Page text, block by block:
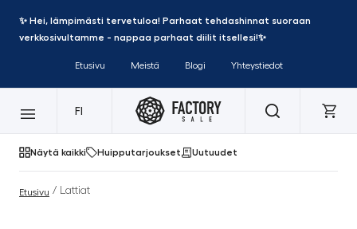
✨ Hei, lämpimästi tervetuloa! Parhaat tehdashinnat suoraan
verkkosivultamme - nappaa parhaat diilit itsellesi!✨
Etusivu Meistä Blogi Yhteystiedot
FI
Näytä kaikki Huipputarjoukset Uutuudet
Etusivu / Lattiat